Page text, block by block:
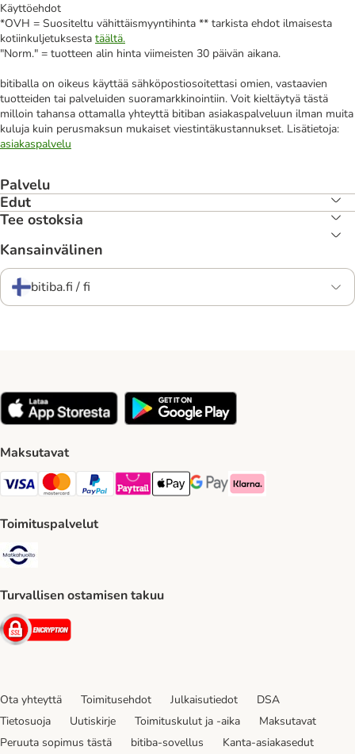
Käyttöehdot
*OVH = Suositeltu vähittäismyyntihinta ** tarkista ehdot ilmaisesta
kotiinkuljetuksesta täältä.
"Norm." = tuotteen alin hinta viimeisten 30 päivän aikana.
bitiballa on oikeus käyttää sähköpostiosoitettasi omien, vastaavien
tuotteiden tai palveluiden suoramarkkinointiin. Voit kieltäytyä tästä
milloin tahansa ottamalla yhteyttä bitiban asiakaspalveluun ilman muita
kuluja kuin perusmaksun mukaiset viestintäkustannukset. Lisätietoja:
asiakaspalvelu
Palvelu
Edut
Tee ostoksia
Kansainvälinen
bitiba.fi / fi
Maksutavat
VISA Payment Method
Mastercard Payment Method
Paypal Payment Method
Paytrail Payment Method
Apple Pay Payment Method
Google Pay Payment Method
Klarna Payment Method
Toimituspalvelut
Turvallisen ostamisen takuu
Security
Ota yhteyttä Toimitusehdot Julkaisutiedot
DSA
Tietosuoja
Uutiskirje Toimituskulut ja -aika
Maksutavat
Peruuta sopimus tästä
bitiba-sovellus Kanta-asiakasedut